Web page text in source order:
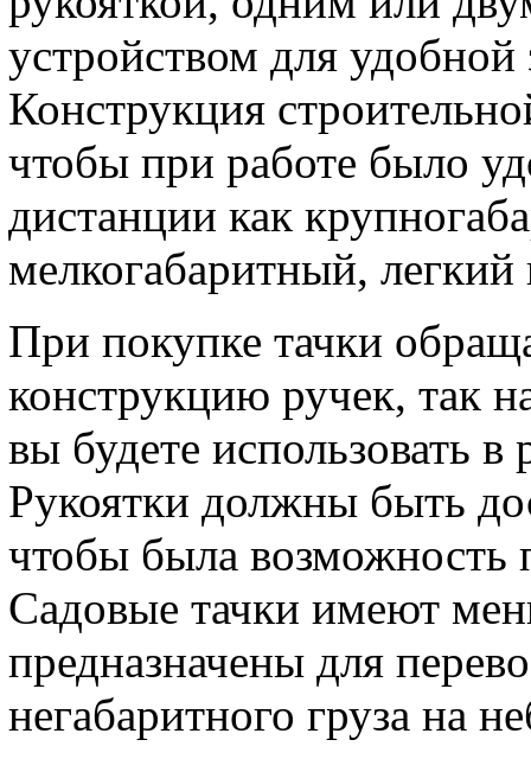
устройством для удобной
Конструкция
чтобы при работе было
дистанции как
мелкогабаритный, легкий
При покупке тачки
конструкцию ручек, так
вы будете использовать
Рукоятки должны быть
чтобы была
Садовые тачки имеют
предназначены для
негабаритного груза на